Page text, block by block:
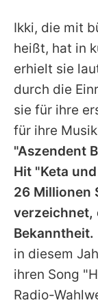
Ikki, die mit
heißt, hat in
erhielt sie
durch die
sie für ihre
für ihre
"Aszendent
Hit "Keta
26 Millionen
verzeichnet,
Bekanntheit.
in diesem
ihren Song
Radio-